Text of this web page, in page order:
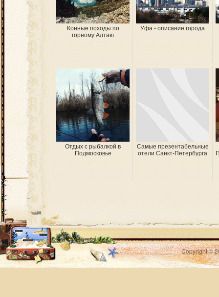
Конные походы по
горному Алтаю
Уфа - описание города
Отдых с рыбалкой в
Подмосковье
Самые презентабельные
отели Санкт-Петербурга
Copyright ©